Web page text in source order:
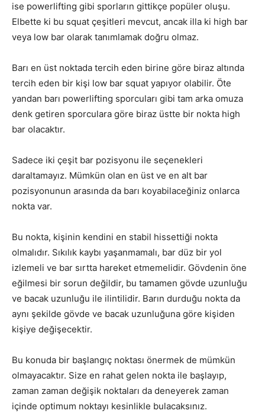
ise powerlifting gibi sporların gittikçe popüler oluşu.
Elbette ki bu squat çeşitleri mevcut, ancak illa ki high bar
veya low bar olarak tanımlamak doğru olmaz.
Barı en üst noktada tercih eden birine göre biraz altında
tercih eden bir kişi low bar squat yapıyor olabilir. Öte
yandan barı powerlifting sporcuları gibi tam arka omuza
denk getiren sporculara göre biraz üstte bir nokta high
bar olacaktır.
Sadece iki çeşit bar pozisyonu ile seçenekleri
daraltamayız. Mümkün olan en üst ve en alt bar
pozisyonunun arasında da barı koyabilaceğiniz onlarca
nokta var.
Bu nokta, kişinin kendini en stabil hissettiği nokta
olmalıdır. Sıkılık kaybı yaşanmamalı, bar düz bir yol
izlemeli ve bar sırtta hareket etmemelidir. Gövdenin öne
eğilmesi bir sorun değildir, bu tamamen gövde uzunluğu
ve bacak uzunluğu ile ilintilidir. Barın durduğu nokta da
aynı şekilde gövde ve bacak uzunluğuna göre kişiden
kişiye değişecektir.
Bu konuda bir başlangıç noktası önermek de mümkün
olmayacaktır. Size en rahat gelen nokta ile başlayıp,
zaman zaman değişik noktaları da deneyerek zaman
içinde optimum noktayı kesinlikle bulacaksınız.